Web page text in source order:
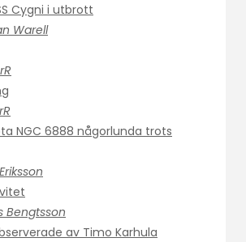
Cygni i utbrott
Warell
NGC 6888 någorlunda trots
Bengtsson
av Timo Karhula